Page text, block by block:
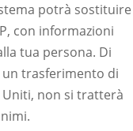
potrà sostituire
con informazioni
tua persona. Di
un trasferimento di
Uniti, non si tratterà